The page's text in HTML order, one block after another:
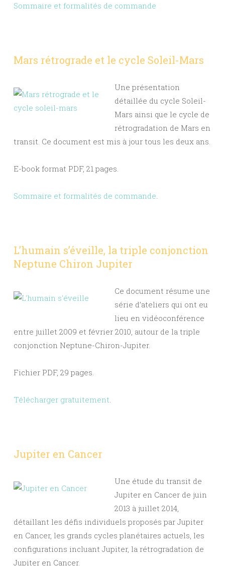
Sommaire et formalités de commande
Mars rétrograde et le cycle Soleil-Mars
Une présentation
détaillée du cycle Soleil-
Mars ainsi que le cycle de
rétrogradation de Mars en
transit. Ce document est mis à jour tous les deux ans.
E-book format PDF, 21 pages.
Sommaire et formalités de commande.
L’humain s’éveille, la triple conjonction
Neptune Chiron Jupiter
Ce document résume une
série d’ateliers qui ont eu
lieu en vidéoconférence
entre juillet 2009 et février 2010, autour de la triple
conjonction Neptune-Chiron-Jupiter.
Fichier PDF, 29 pages.
Télécharger gratuitement.
Jupiter en Cancer
Une étude du transit de
Jupiter en Cancer de juin
2013 à juillet 2014,
détaillant les défis individuels proposés par Jupiter
en Cancer, les grands cycles planétaires actuels, les
configurations incluant Jupiter, la rétrogradation de
Jupiter en Cancer.